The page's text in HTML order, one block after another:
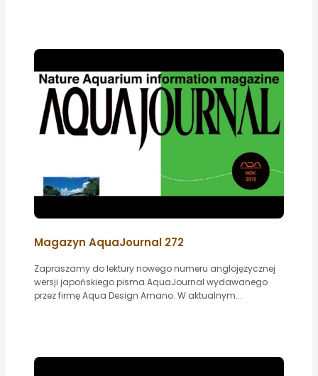
Magazyn AquaJournal 272
Zapraszamy do lektury nowego numeru anglojęzycznej
wersji japońskiego pisma AquaJournal wydawanego
przez firmę Aqua Design Amano. W aktualnym...